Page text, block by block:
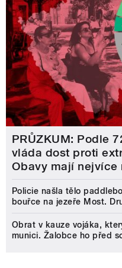
PRŮZKUM: Podle
vláda dost proti
Obavy mají nejvíce
Policie našla tělo
bouřce na jezeře Most.
Obrat v kauze vojáka,
munici. Žalobce ho před